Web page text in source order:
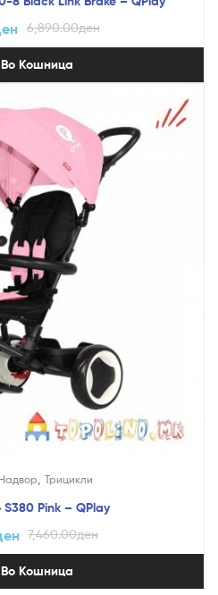
6,890.00ден
Кошница
Трицикли
Pink – QPlay
7,460.00ден
Кошница